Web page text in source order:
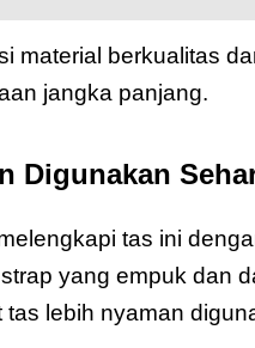
material berkualitas
jangka panjang.
Digunakan
tas ini
yang empuk dan
tas lebih nyaman